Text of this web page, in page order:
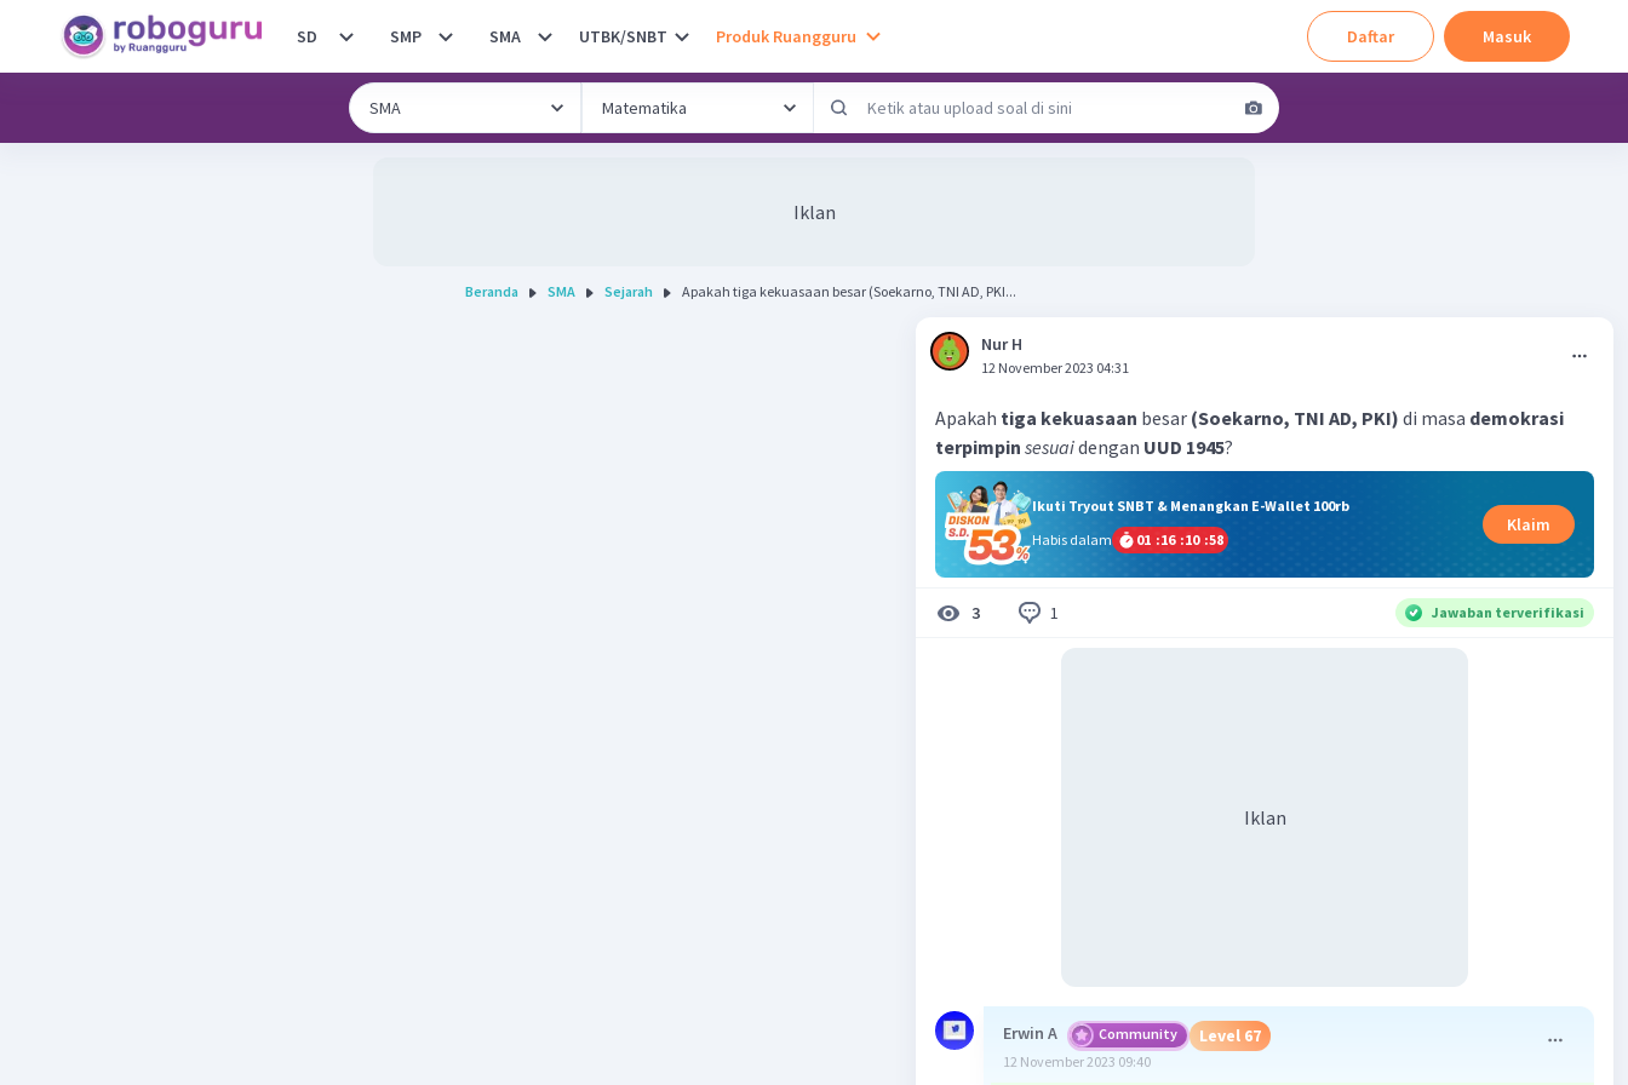
SD SMP SMA UTBK/SNBT Produk Ruangguru Daftar Masuk
Iklan
Beranda SMA Sejarah Apakah tiga kekuasaan besar (Soekarno, TNI AD, PKI...
Nur H
12 November 2023 04:31
Apakah tiga kekuasaan besar (Soekarno, TNI AD, PKI) di masa demokrasi
terpimpin sesuaidengan UUD 1945?
Ikuti Tryout SNBT & Menangkan E-Wallet 100rb
Habis dalam
01 :16 :10 :57
Klaim
3 1 Jawaban terverifikasi
Iklan
Erwin A Community Level 67
12 November 2023 09:40